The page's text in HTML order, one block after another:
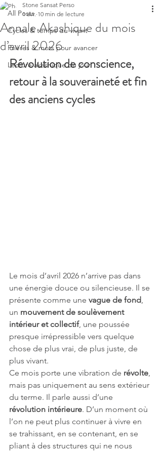
All Posts
Cycles & temps du vivant
Prières & mots pour avancer
Lecture akashique du jour
Annale Akashique du mois
d’avril 2026
Stone Sansat Perso
1 avr. 10 min de lecture
Révolution de conscience,
retour à la souveraineté et fin
des anciens cycles
Le mois d’avril 2026 n’arrive pas dans
une énergie douce ou silencieuse. Il se
présente comme une vague de fond,
un mouvement de soulèvement
intérieur et collectif, une poussée
presque irrépressible vers quelque
chose de plus vrai, de plus juste, de
plus vivant.
Ce mois porte une vibration de révolte,
mais pas uniquement au sens extérieur
du terme. Il parle aussi d’une
révolution intérieure. D’un moment où
l’on ne peut plus continuer à vivre en
se trahissant, en se contenant, en se
pliant à des structures qui ne nous